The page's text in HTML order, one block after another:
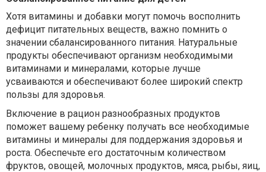
Хотя витамины и добавки могут помочь восполнить
дефицит питательных веществ, важно помнить о
значении сбалансированного питания. Натуральные
продукты обеспечивают организм необходимыми
витаминами и минералами, которые лучше
усваиваются и обеспечивают более широкий спектр
пользы для здоровья.
Включение в рацион разнообразных продуктов
поможет вашему ребенку получать все необходимые
витамины и минералы для поддержания здоровья и
роста. Обеспечьте его достаточным количеством
фруктов, овощей, молочных продуктов, мяса, рыбы, яиц,